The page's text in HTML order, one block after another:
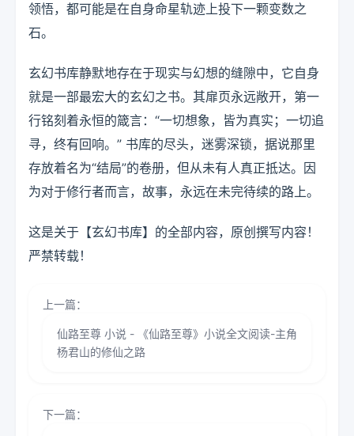
领悟，都可能是在自身命星轨迹上投下一颗变数之
石。
玄幻书库静默地存在于现实与幻想的缝隙中，它自身
就是一部最宏大的玄幻之书。其扉页永远敞开，第一
行铭刻着永恒的箴言：“一切想象，皆为真实；一切追
寻，终有回响。” 书库的尽头，迷雾深锁，据说那里
存放着名为“结局”的卷册，但从未有人真正抵达。因
为对于修行者而言，故事，永远在未完待续的路上。
这是关于【玄幻书库】的全部内容，原创撰写内容！
严禁转载！
上一篇：
仙路至尊 小说 - 《仙路至尊》小说全文阅读-主角
杨君山的修仙之路
下一篇：